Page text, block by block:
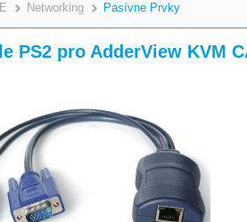
>
Networking >
Pasívne Prvky
PS2 pro AdderView KVM